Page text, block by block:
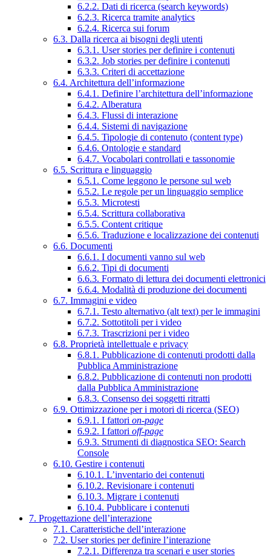
6.2.2. Dati di ricerca (search keywords)
6.2.3. Ricerca tramite analytics
6.2.4. Ricerca sui forum
6.3. Dalla ricerca ai bisogni degli utenti
6.3.1. User stories per definire i contenuti
6.3.2. Job stories per definire i contenuti
6.3.3. Criteri di accettazione
6.4. Architettura dell’informazione
6.4.1. Definire l’architettura dell’informazione
6.4.2. Alberatura
6.4.3. Flussi di interazione
6.4.4. Sistemi di navigazione
6.4.5. Tipologie di contenuto (content type)
6.4.6. Ontologie e standard
6.4.7. Vocabolari controllati e tassonomie
6.5. Scrittura e linguaggio
6.5.1. Come leggono le persone sul web
6.5.2. Le regole per un linguaggio semplice
6.5.3. Microtesti
6.5.4. Scrittura collaborativa
6.5.5. Content critique
6.5.6. Traduzione e localizzazione dei contenuti
6.6. Documenti
6.6.1. I documenti vanno sul web
6.6.2. Tipi di documenti
6.6.3. Formato di lettura dei documenti elettronici
6.6.4. Modalità di produzione dei documenti
6.7. Immagini e video
6.7.1. Testo alternativo (alt text) per le immagini
6.7.2. Sottotitoli per i video
6.7.3. Trascrizioni per i video
6.8. Proprietà intellettuale e privacy
6.8.1. Pubblicazione di contenuti prodotti dalla
Pubblica Amministrazione
6.8.2. Pubblicazione di contenuti non prodotti
dalla Pubblica Amministrazione
6.8.3. Consenso dei soggetti ritratti
6.9. Ottimizzazione per i motori di ricerca (SEO)
6.9.1. I fattori on-page
6.9.2. I fattori off-page
6.9.3. Strumenti di diagnostica SEO: Search
Console
6.10. Gestire i contenuti
6.10.1. L’inventario dei contenuti
6.10.2. Revisionare i contenuti
6.10.3. Migrare i contenuti
6.10.4. Pubblicare i contenuti
7. Progettazione dell’interazione
7.1. Caratteristiche dell’interazione
7.2. User stories per definire l’interazione
7.2.1. Differenza tra scenari e user stories